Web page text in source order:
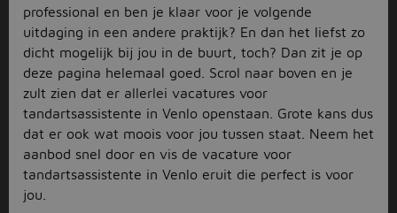
professional en ben je klaar voor je volgende
uitdaging in een andere praktijk? En dan het liefst zo
dicht mogelijk bij jou in de buurt, toch? Dan zit je op
deze pagina helemaal goed. Scrol naar boven en je
zult zien dat er allerlei vacatures voor
tandartsassistente in Venlo openstaan. Grote kans dus
dat er ook wat moois voor jou tussen staat. Neem het
aanbod snel door en vis de vacature voor
tandartsassistente in Venlo eruit die perfect is voor
jou.